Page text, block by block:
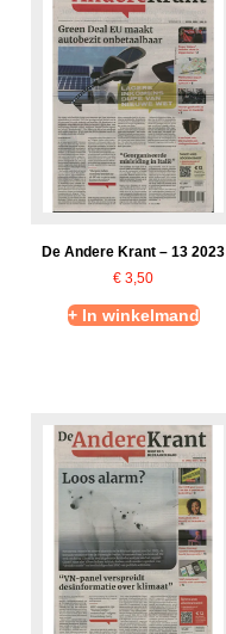
De Andere Krant – 13 2023
€ 3,50
+ In winkelmand